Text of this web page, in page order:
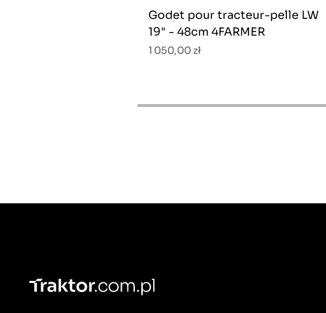
Godet pour tracteur-pelle LW
19" - 48cm 4FARMER
1 050,00 zł